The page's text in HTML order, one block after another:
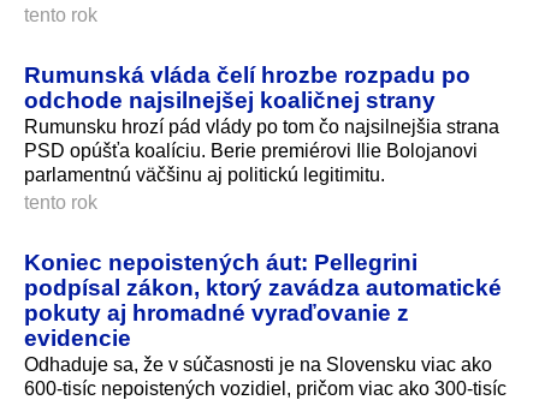
tento rok
Rumunská vláda čelí hrozbe rozpadu po
odchode najsilnejšej koaličnej strany
Rumunsku hrozí pád vlády po tom čo najsilnejšia strana
PSD opúšťa koalíciu. Berie premiérovi Ilie Bolojanovi
parlamentnú väčšinu aj politickú legitimitu.
tento rok
Koniec nepoistených áut: Pellegrini
podpísal zákon, ktorý zavádza automatické
pokuty aj hromadné vyraďovanie z
evidencie
Odhaduje sa, že v súčasnosti je na Slovensku viac ako
600-tisíc nepoistených vozidiel, pričom viac ako 300-tisíc